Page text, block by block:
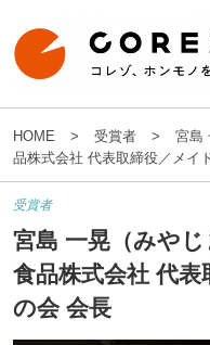
HOME 受賞者
宮島
品株式会社 代表取締役／メイ
受賞者
宮島 一晃（みや
食品株式会社 代
の会 会長